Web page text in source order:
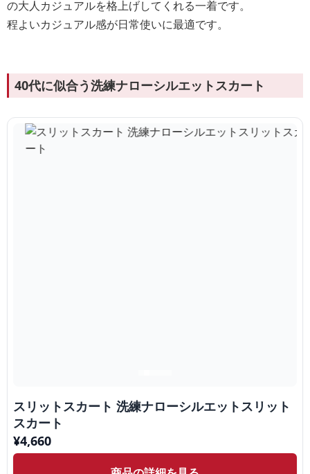
の大人カジュアルを格上げしてくれる一着です。
程よいカジュアル感が日常使いに最適です。
40代に似合う洗練ナローシルエットスカート
スリットスカート 洗練ナローシルエットスリット
スカート
¥4,660